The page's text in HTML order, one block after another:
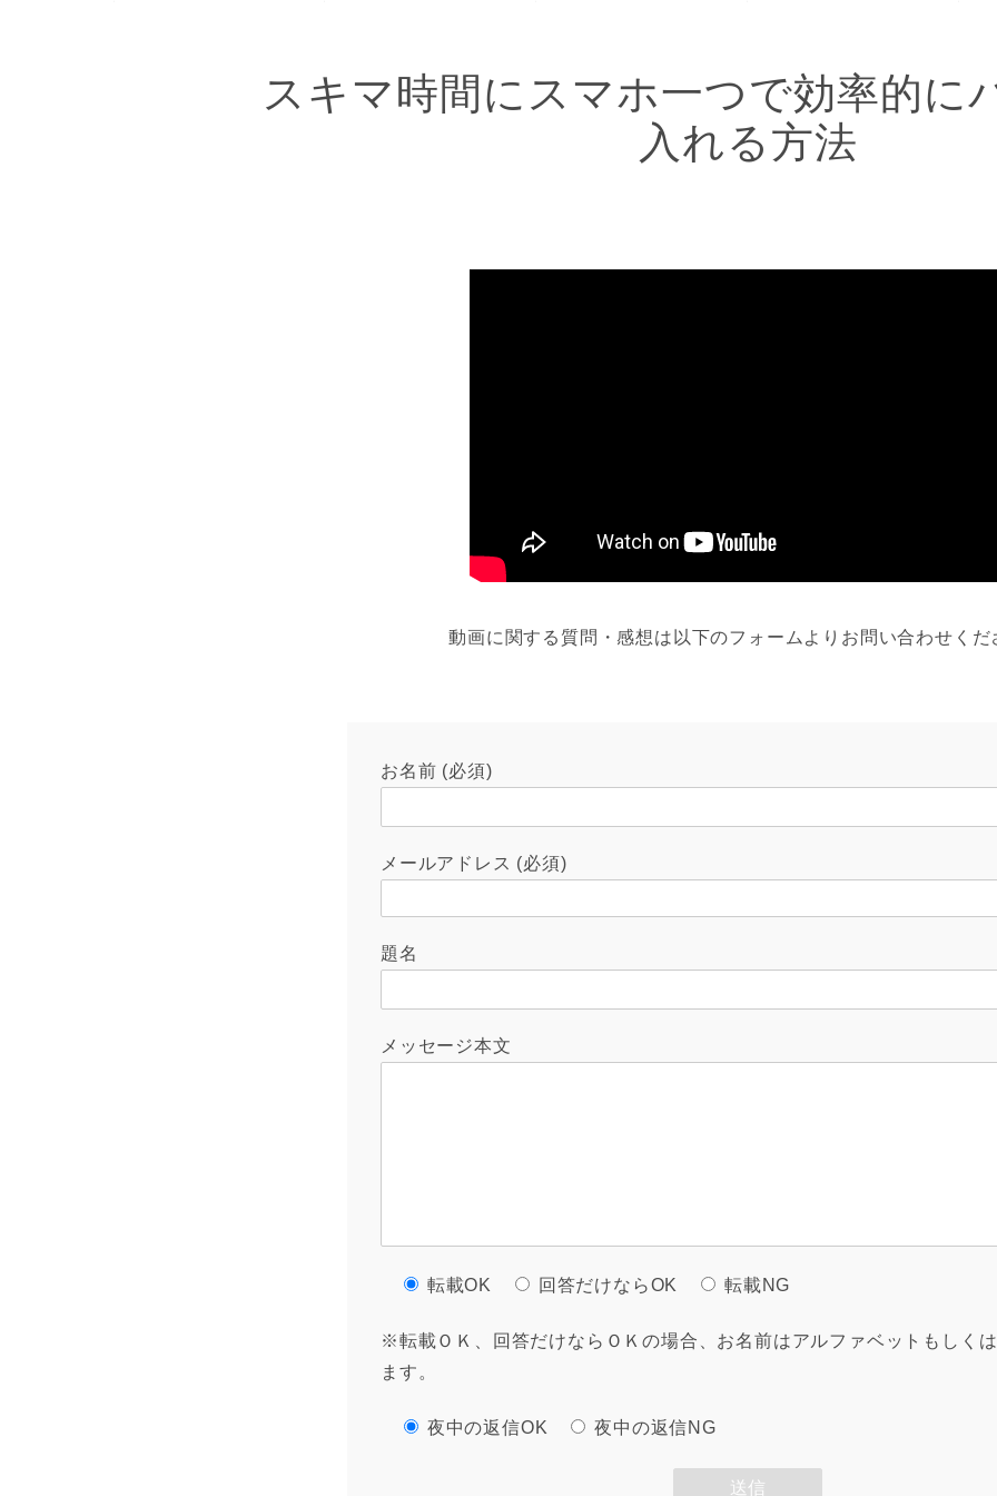
スキマ時間にスマホ一つで効率的に
入れる方法
動画に関する質問・感想は以下のフォームよりお問い合わせくだ
お名前 (必須)
メールアドレス (必須)
題名
メッセージ本文
転載OK 回答だけならOK 転載NG
※転載ＯＫ、回答だけならＯＫの場合、お名前はアルファベットもしく
ます。
夜中の返信OK 夜中の返信NG